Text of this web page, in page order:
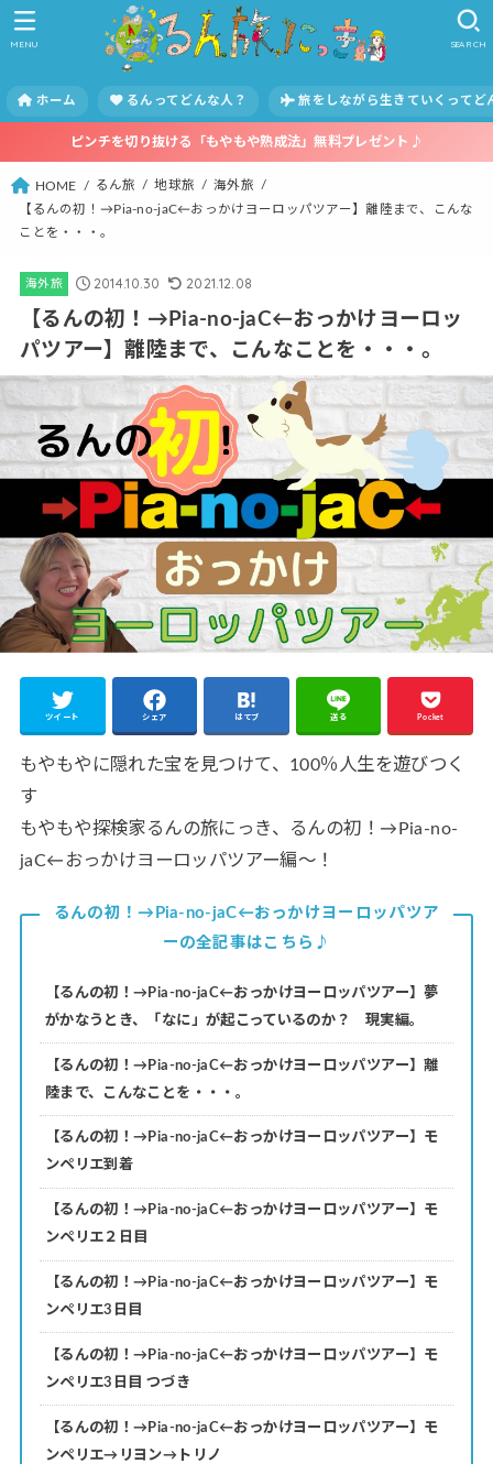
ホーム るんってどんな人？ 旅をしながら生きていくってど
SEARCH
MENU
ピンチを切り抜ける「もやもや熟成法」無料プレゼント♪
HOME るん旅 地球旅
海外旅
【るんの初！→Pia-no-jaC←おっかけヨーロッパツアー】離陸まで、こんな
ことを・・・。
海外旅 2014.10.30 2021.12.08
【るんの初！→Pia-no-jaC←おっかけヨーロッ
パツアー】離陸まで、こんなことを・・・。
ツイート シェア はてブ 送る Pocket
もやもやに隠れた宝を見つけて、100％人生を遊びつく
す
もやもや探検家るんの旅にっき、るんの初！→Pia-no-
jaC←おっかけヨーロッパツアー編～！
るんの初！→Pia-no-jaC←おっかけヨーロッパツア
ーの全記事はこちら♪
【るんの初！→Pia-no-jaC←おっかけヨーロッパツアー】夢
がかなうとき、「なに」が起こっているのか？ 現実編。
【るんの初！→Pia-no-jaC←おっかけヨーロッパツアー】離
陸まで、こんなことを・・・。
【るんの初！→Pia-no-jaC←おっかけヨーロッパツアー】モ
ンペリエ到着
【るんの初！→Pia-no-jaC←おっかけヨーロッパツアー】モ
ンペリエ２日目
【るんの初！→Pia-no-jaC←おっかけヨーロッパツアー】モ
ンペリエ3日目
【るんの初！→Pia-no-jaC←おっかけヨーロッパツアー】モ
ンペリエ3日目 つづき
【るんの初！→Pia-no-jaC←おっかけヨーロッパツアー】モ
ンペリエ→リヨン→トリノ